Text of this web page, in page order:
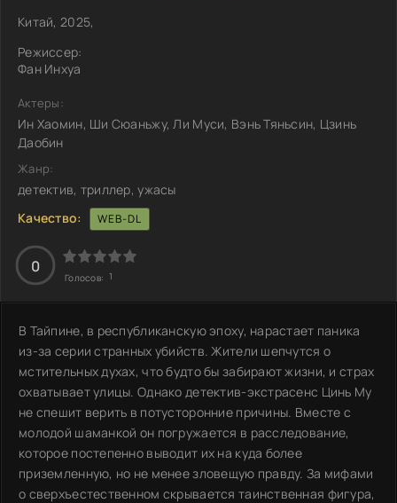
Китай, 2025,
Режиссер:
Фан Инхуа
Актеры:
Ин Хаомин, Ши Сюаньжу, Ли Муси, Вэнь Тяньсин, Цзинь
Даобин
Жанр:
детектив, триллер, ужасы
Качество:
WEB-DL
0
Голосов: 1
В Тайпине, в республиканскую эпоху, нарастает паника
из-за серии странных убийств. Жители шепчутся о
мстительных духах, что будто бы забирают жизни, и страх
охватывает улицы. Однако детектив-экстрасенс Цинь Му
не спешит верить в потусторонние причины. Вместе с
молодой шаманкой он погружается в расследование,
которое постепенно выводит их на куда более
приземленную, но не менее зловещую правду. За мифами
о сверхъестественном скрывается таинственная фигура,